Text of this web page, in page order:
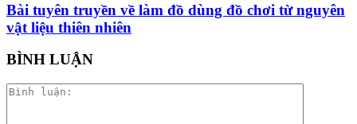
Bài tuyên truyền về làm đồ dùng đồ chơi từ nguyên
vật liệu thiên nhiên
BÌNH LUẬN